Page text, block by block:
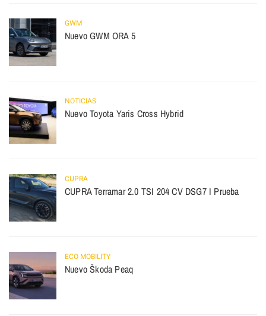
GWM
Nuevo GWM ORA 5
NOTICIAS
Nuevo Toyota Yaris Cross Hybrid
CUPRA
CUPRA Terramar 2.0 TSI 204 CV DSG7 I Prueba
ECO MOBILITY
Nuevo Škoda Peaq